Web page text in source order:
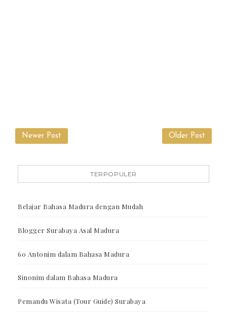
Newer Post Older Post
TERPOPULER
Belajar Bahasa Madura dengan Mudah
Blogger Surabaya Asal Madura
60 Antonim dalam Bahasa Madura
Sinonim dalam Bahasa Madura
Pemandu Wisata (Tour Guide) Surabaya